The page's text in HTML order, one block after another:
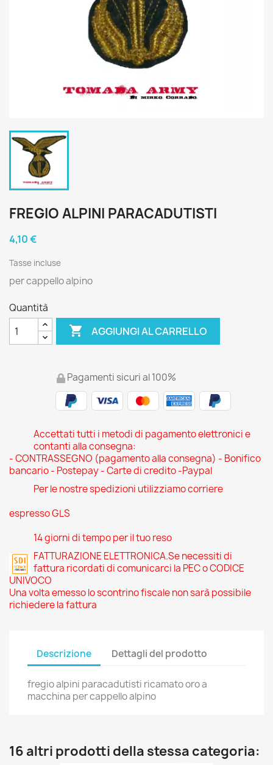
FREGIO ALPINI PARACADUTISTI
4,10 €
Tasse incluse
per cappello alpino
Quantità
 AGGIUNGI AL CARRELLO
Pagamenti sicuri al 100%
Accettati tutti i metodi di pagamento elettronici e
contanti alla consegna:
- CONTRASSEGNO (pagamento alla consegna) - Bonifico
bancario - Postepay - Carte di credito -Paypal
Per le nostre spedizioni utilizziamo corriere
espresso GLS
14 giorni di tempo per il tuo reso
FATTURAZIONE ELETTRONICA.Se necessiti di
fattura ricordati di comunicarci la PEC o CODICE
UNIVOCO
Una volta emesso lo scontrino fiscale non sarà possibile
richiedere la fattura
Descrizione Dettagli del prodotto
fregio alpini paracadutisti ricamato oro a
macchina per cappello alpino
16 altri prodotti della stessa categoria: